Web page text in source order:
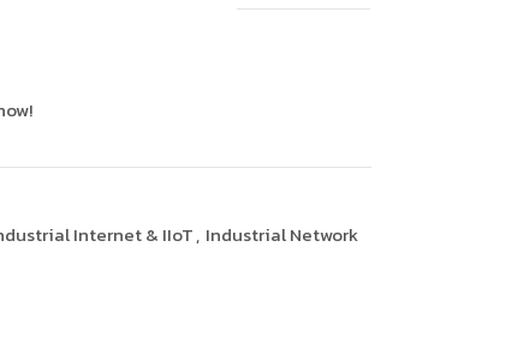
Internet & IIoT, Industrial Network